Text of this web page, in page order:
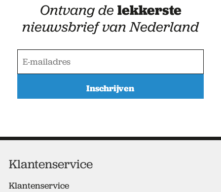
Ontvang de lekkerste
nieuwsbrief van Nederland
-
m
i
d
s
*
Klantenservice
Klantenservice